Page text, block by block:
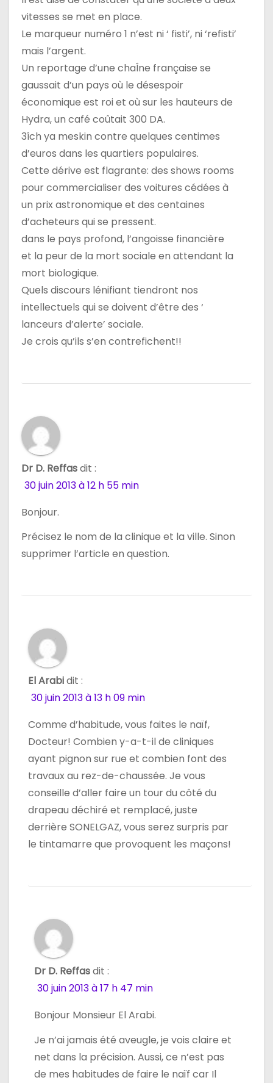
r
t
c
e
vitesses se met en place.
Le marqueur numéro 1 n’est ni ‘ fisti’, ni ‘refisti’
mais l’argent.
Un reportage d’une chaÎne française se
gaussait d’un pays où le désespoir
économique est roi et où sur les hauteurs de
Hydra, un café coûtait 300 DA.
3îch ya meskin contre quelques centimes
d’euros dans les quartiers populaires.
Cette dérive est flagrante: des shows rooms
pour commercialiser des voitures cédées à
un prix astronomique et des centaines
d’acheteurs qui se pressent.
dans le pays profond, l’angoisse financière
et la peur de la mort sociale en attendant la
mort biologique.
Quels discours lénifiant tiendront nos
intellectuels qui se doivent d’être des ‘
lanceurs d’alerte’ sociale.
Je crois qu’ils s’en contrefichent!!
Dr D. Reffasdit :
30 juin 2013 à 12 h 55 min
Bonjour.
Précisez le nom de la clinique et la ville. Sinon
supprimer l’article en question.
El Arabidit :
30 juin 2013 à 13 h 09 min
Comme d’habitude, vous faites le naïf,
Docteur! Combien y-a-t-il de cliniques
ayant pignon sur rue et combien font des
travaux au rez-de-chaussée. Je vous
conseille d’aller faire un tour du côté du
drapeau déchiré et remplacé, juste
derrière SONELGAZ, vous serez surpris par
le tintamarre que provoquent les maçons!
Dr D. Reffasdit :
30 juin 2013 à 17 h 47 min
Bonjour Monsieur El Arabi.
Je n’ai jamais été aveugle, je vois claire et
net dans la précision. Aussi, ce n’est pas
de mes habitudes de faire le naïf car Il